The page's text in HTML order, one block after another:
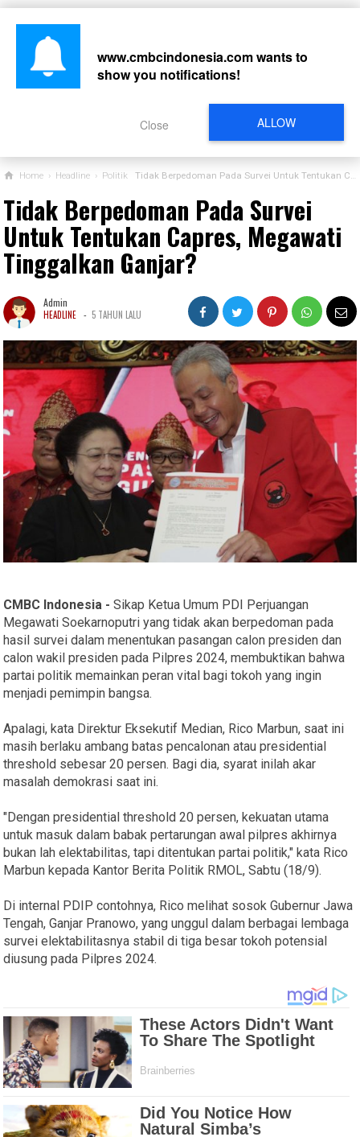
Home › Headline › Politik Tidak Berpedoman Pada Survei Untuk Tentukan Capres, Megawati Tinggalkan Ganjar?
Tidak Berpedoman Pada Survei
Untuk Tentukan Capres, Megawati
Tinggalkan Ganjar?
Admin
HEADLINE - 5 TAHUN LALU
CMBC Indonesia - Sikap Ketua Umum PDI Perjuangan
Megawati Soekarnoputri yang tidak akan berpedoman pada
hasil survei dalam menentukan pasangan calon presiden dan
calon wakil presiden pada Pilpres 2024, membuktikan bahwa
partai politik memainkan peran vital bagi tokoh yang ingin
menjadi pemimpin bangsa.
Apalagi, kata Direktur Eksekutif Median, Rico Marbun, saat ini
masih berlaku ambang batas pencalonan atau presidential
threshold sebesar 20 persen. Bagi dia, syarat inilah akar
masalah demokrasi saat ini.
"Dengan presidential threshold 20 persen, kekuatan utama
untuk masuk dalam babak pertarungan awal pilpres akhirnya
bukan lah elektabilitas, tapi ditentukan partai politik," kata Rico
Marbun kepada Kantor Berita Politik RMOL, Sabtu (18/9).
Di internal PDIP contohnya, Rico melihat sosok Gubernur Jawa
Tengah, Ganjar Pranowo, yang unggul dalam berbagai lembaga
survei elektabilitasnya stabil di tiga besar tokoh potensial
diusung pada Pilpres 2024.
www.cmbcindonesia.comwants to
show you notifications!
ALLOW
Close